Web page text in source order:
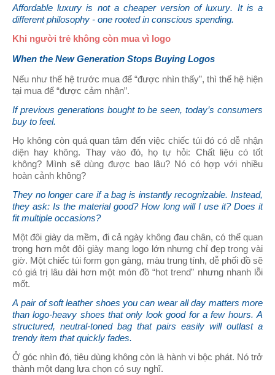
Affordable luxury is not a cheaper version of luxury. It is a
different philosophy - one rooted in conscious spending.
Khi người trẻ không còn mua vì logo
When the New Generation Stops Buying Logos
Nếu như thế hệ trước mua để “được nhìn thấy”, thì thế hệ hiện
tại mua để “được cảm nhận”.
If previous generations bought to be seen, today’s consumers
buy to feel.
Họ không còn quá quan tâm đến việc chiếc túi đó có dễ nhận
diện hay không. Thay vào đó, họ tự hỏi: Chất liệu có tốt
không? Mình sẽ dùng được bao lâu? Nó có hợp với nhiều
hoàn cảnh không?
They no longer care if a bag is instantly recognizable. Instead,
they ask: Is the material good? How long will I use it? Does it
fit multiple occasions?
Một đôi giày da mềm, đi cả ngày không đau chân, có thể quan
trọng hơn một đôi giày mang logo lớn nhưng chỉ đẹp trong vài
giờ. Một chiếc túi form gọn gàng, màu trung tính, dễ phối đồ sẽ
có giá trị lâu dài hơn một món đồ “hot trend” nhưng nhanh lỗi
mốt.
A pair of soft leather shoes you can wear all day matters more
than logo-heavy shoes that only look good for a few hours. A
structured, neutral-toned bag that pairs easily will outlast a
trendy item that quickly fades.
Ở góc nhìn đó, tiêu dùng không còn là hành vi bộc phát. Nó trở
thành một dạng lựa chọn có suy nghĩ.